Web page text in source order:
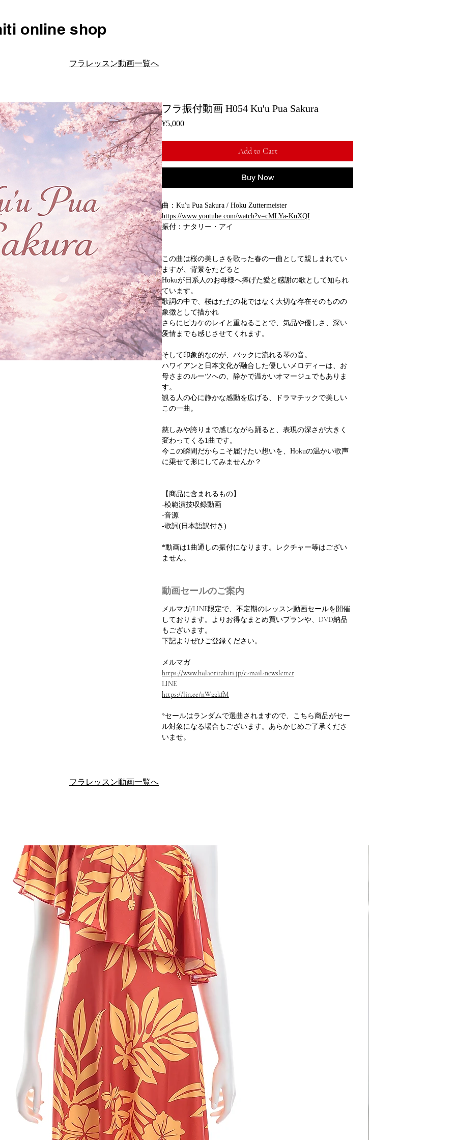
online shop
フラレッスン動画一覧へ
フラ振付動画 H054 Ku'u Pua Sakura
¥5,000Price
Add to Cart
Buy Now
曲：Ku'u Pua Sakura / Hoku Zuttermeister
https://www.youtube.com/watch?v=cMLYa-KnXQI
振付：ナタリー・アイ
この曲は桜の美しさを歌った春の一曲として親しまれてい
ますが、背景をたどると
Hokuが日系人のお母様へ捧げた愛と感謝の歌として知られ
ています。
歌詞の中で、桜はただの花ではなく大切な存在そのものの
象徴として描かれ
さらにピカケのレイと重ねることで、気品や優しさ、深い
愛情までも感じさせてくれます。
​そして印象的なのが、バックに流れる琴の音。
ハワイアンと日本文化が融合した優しいメロディーは、お
母さまのルーツへの、静かで温かいオマージュでもありま
す。
観る人の心に静かな感動を広げる、ドラマチックで美しい
この一曲。
慈しみや誇りまで感じながら踊ると、表現の深さが大きく
変わってくる1曲です。
今この瞬間だからこそ届けたい想いを、​H​okuの温かい歌声
に乗せて形にしてみませんか？
【商品に含まれるもの】
-模範演技収録動画
-音源
-歌詞(日本語訳付き)
*動画は1曲通しの振付になります。レクチャー等はござい
ません。
動画セールのご案内
メルマガ/LINE限定で、不定期のレッスン動画セールを開催
しております。よりお得なまとめ買いプランや、DVD納品
もございます。
下記よりぜひご登録ください。
メルマガ
https://www.hulaoritahiti.jp/e-mail-newsletter
LINE
https://lin.ee/nW22kfM
*セールはランダムで選曲されますので、こちら商品がセー
ル対象になる場合もございます。あらかじめご了承くださ
いませ。
フラレッスン動画一覧へ